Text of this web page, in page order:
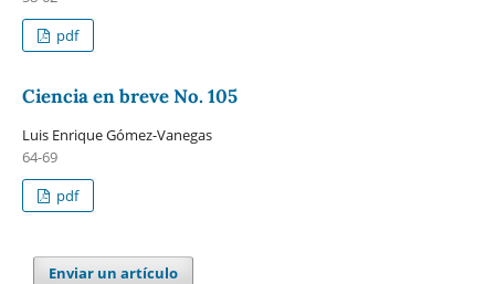
pdf
Ciencia en breve No. 105
Luis Enrique Gómez-Vanegas
64-69
pdf
Enviar un artículo